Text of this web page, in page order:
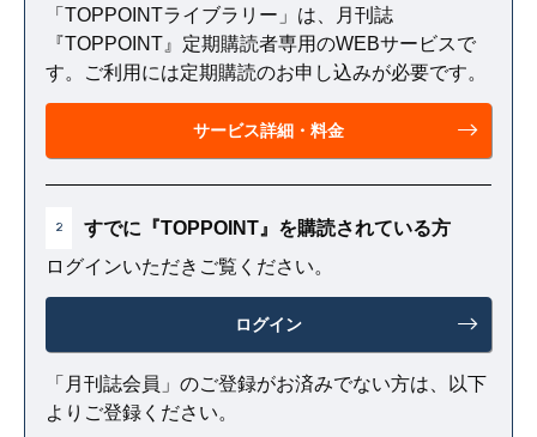
「TOPPOINTライブラリー」は、月刊誌
『TOPPOINT』定期購読者専用のWEBサービスで
す。ご利用には定期購読のお申し込みが必要です。
サービス詳細・料金
2
すでに『TOPPOINT』を購読されている方
ログインいただきご覧ください。
ログイン
「月刊誌会員」のご登録がお済みでない方は、以下
よりご登録ください。